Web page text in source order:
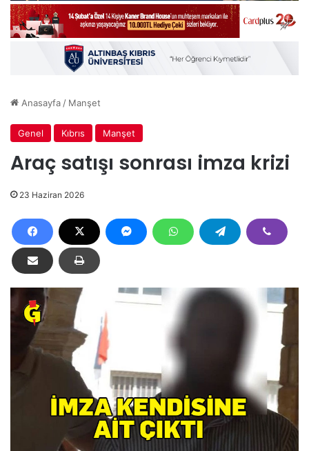
Anasayfa / Manşet
Genel Kıbrıs Manşet
Araç satışı sonrası imza krizi
23 Haziran 2026